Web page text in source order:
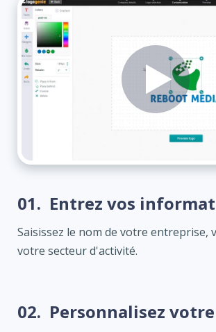
01. Entrez vos
Saisissez le nom de votre entreprise,
votre secteur d'activité.
02. Personnalisez